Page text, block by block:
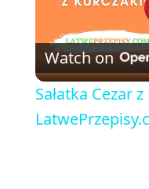
Watch on
Sałatka Cezar